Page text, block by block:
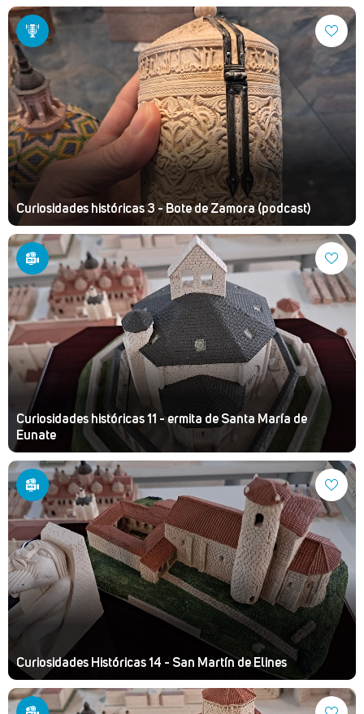
Curiosidades históricas 3 - Bote de Zamora (podcast)
Curiosidades históricas 11 - ermita de Santa María de
Eunate
Curiosidades Históricas 14 - San Martín de Elines